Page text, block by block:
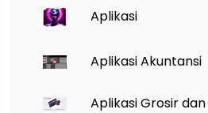
Aplikasi
Aplikasi Akuntansi
Aplikasi Grosir